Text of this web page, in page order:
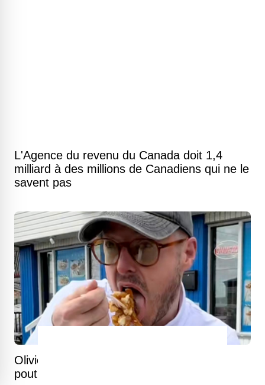
L'Agence du revenu du Canada doit 1,4
milliard à des millions de Canadiens qui ne le
savent pas
Olivier Primeau découvre une excellente
poutine à un prix presque imbattable